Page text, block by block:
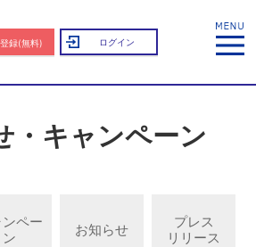
録(無料) ログイン
・キャンペーン
ペー
ン
お知らせ
プレス
リリース